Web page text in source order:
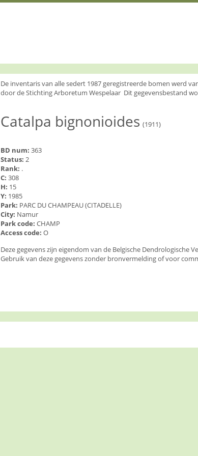
De inventaris van alle sedert 1987 geregistreerde bomen werd
door de Stichting Arboretum Wespelaar Dit gegevensbestand
Catalpa bignonioides (1911)
BD num: 363
Status: 2
Rank: .
C: 308
H: 15
Y: 1985
Park: PARC DU CHAMPEAU (CITADELLE)
City: Namur
Park code: CHAMP
Access code: O
Deze gegevens zijn eigendom van de Belgische
Gebruik van deze gegevens zonder bronvermelding of voor